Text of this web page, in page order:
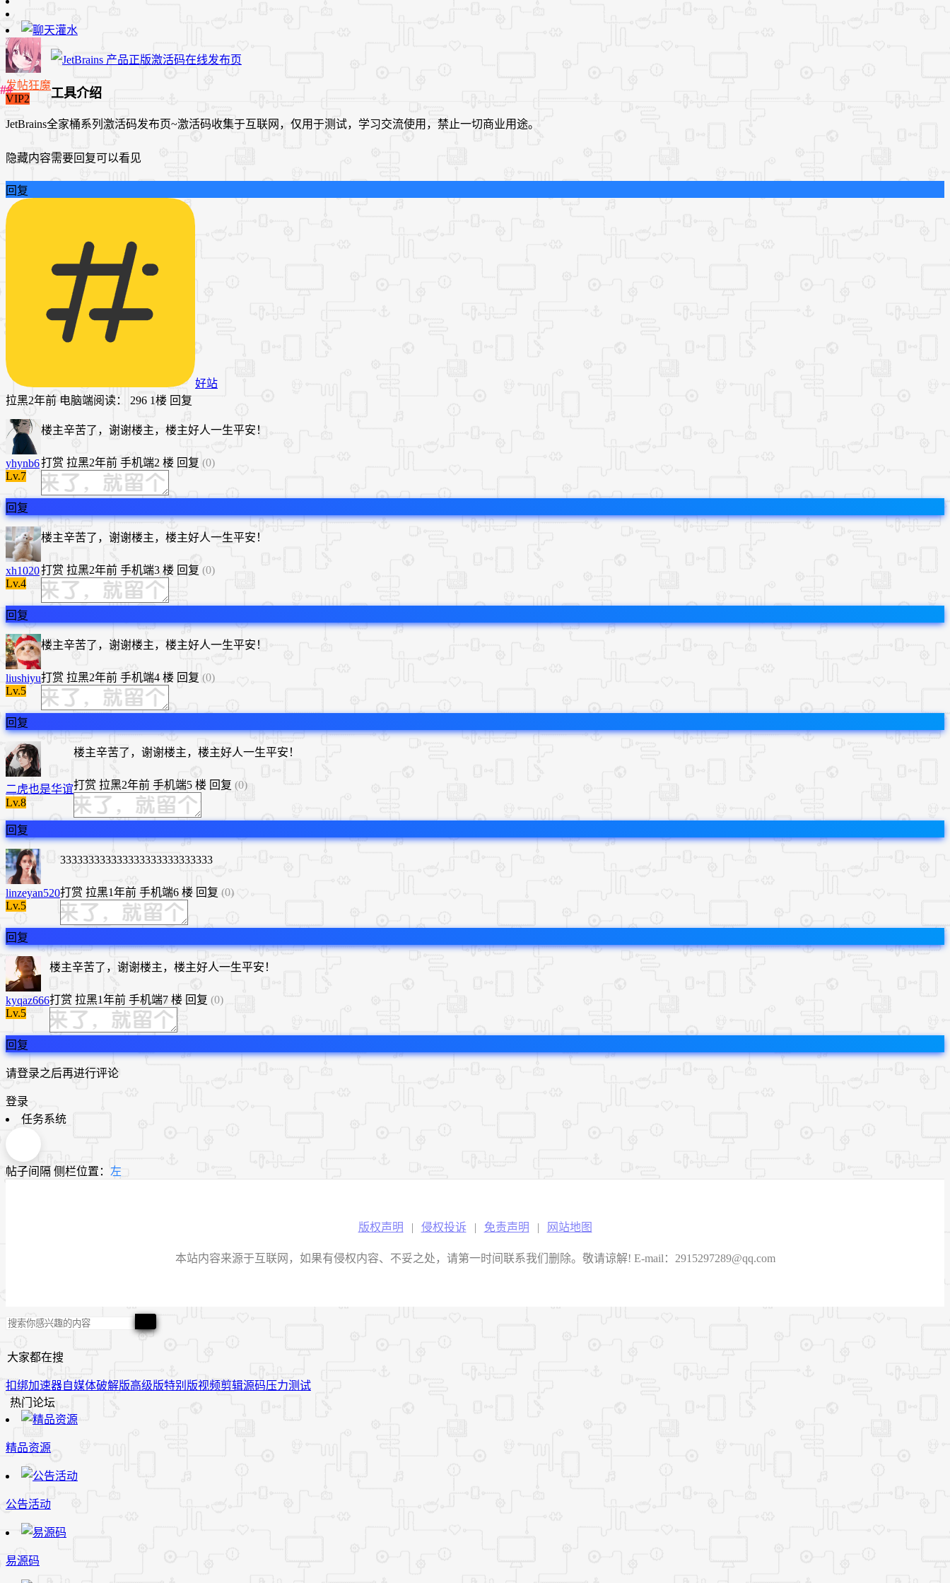
发帖狂魔
VIP2
工具介绍
JetBrains全家桶系列激活码发布页~激活码收集于互联网，仅用于测试，学习交流使用，禁止一切商业用途。
隐藏内容需要回复可以看见
回复
好站
拉黑2年前 电脑端阅读： 296 1楼 回复
yhynb6
Lv.7
楼主辛苦了，谢谢楼主，楼主好人一生平安！
打赏 拉黑2年前 手机端2 楼 回复 (0)
回复
xh1020
Lv.4
楼主辛苦了，谢谢楼主，楼主好人一生平安！
打赏 拉黑2年前 手机端3 楼 回复 (0)
回复
liushiyu
Lv.5
楼主辛苦了，谢谢楼主，楼主好人一生平安！
打赏 拉黑2年前 手机端4 楼 回复 (0)
回复
二虎也是华谊
Lv.8
楼主辛苦了，谢谢楼主，楼主好人一生平安！
打赏 拉黑2年前 手机端5 楼 回复 (0)
回复
linzeyan520
Lv.5
333333333333333333333333333
打赏 拉黑1年前 手机端6 楼 回复 (0)
回复
kyqaz666
Lv.5
楼主辛苦了，谢谢楼主，楼主好人一生平安！
打赏 拉黑1年前 手机端7 楼 回复 (0)
回复
请登录之后再进行评论
登录
任务系统
帖子间隔 侧栏位置： 左
版权声明 | 侵权投诉 | 免责声明 | 网站地图
本站内容来源于互联网，如果有侵权内容、不妥之处，请第一时间联系我们删除。敬请谅解! E-mail：2915297289@qq.com
大家都在搜
扣绑加速器自媒体破解版高级版特别版视频剪辑源码压力测试
热门论坛
精品资源
公告活动
易源码